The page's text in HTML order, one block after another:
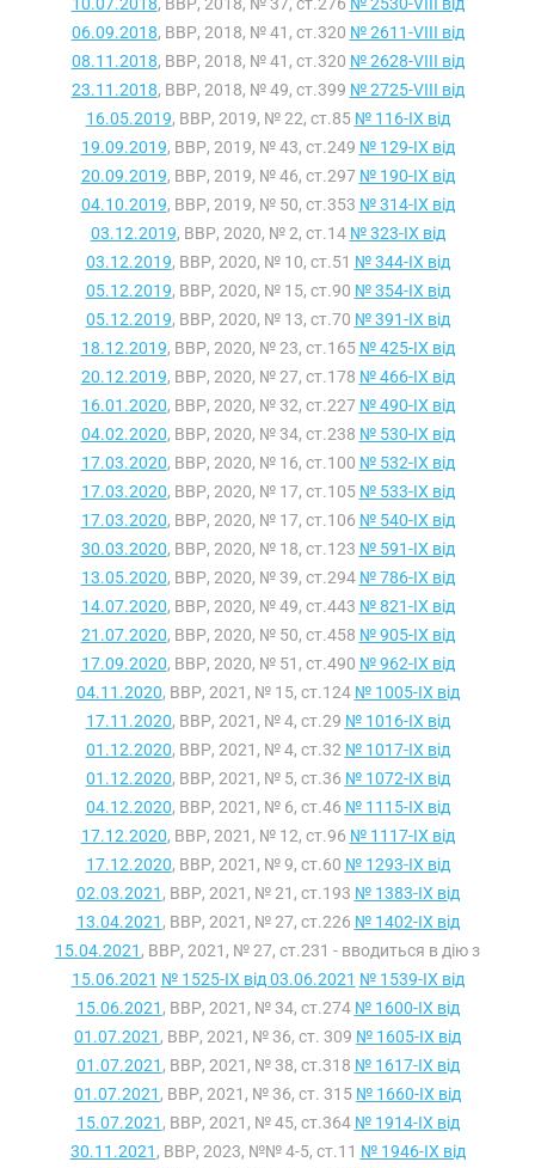
06.09.2018, ВВР, 2018, № 41, ст.320 № 2611-VIII від
08.11.2018, ВВР, 2018, № 41, ст.320 № 2628-VIII від
23.11.2018, ВВР, 2018, № 49, ст.399 № 2725-VIII від
16.05.2019, ВВР, 2019, № 22, ст.85 № 116-IX від
19.09.2019, ВВР, 2019, № 43, ст.249 № 129-IX від
20.09.2019, ВВР, 2019, № 46, ст.297 № 190-IX від
04.10.2019, ВВР, 2019, № 50, ст.353 № 314-IX від
03.12.2019, ВВР, 2020, № 2, ст.14 № 323-IX від
03.12.2019, ВВР, 2020, № 10, ст.51 № 344-IX від
05.12.2019, ВВР, 2020, № 15, ст.90 № 354-IX від
05.12.2019, ВВР, 2020, № 13, ст.70 № 391-IX від
18.12.2019, ВВР, 2020, № 23, ст.165 № 425-IX від
20.12.2019, ВВР, 2020, № 27, ст.178 № 466-IX від
16.01.2020, ВВР, 2020, № 32, ст.227 № 490-IX від
04.02.2020, ВВР, 2020, № 34, ст.238 № 530-IX від
17.03.2020, ВВР, 2020, № 16, ст.100 № 532-IX від
17.03.2020, ВВР, 2020, № 17, ст.105 № 533-IX від
17.03.2020, ВВР, 2020, № 17, ст.106 № 540-IX від
30.03.2020, ВВР, 2020, № 18, ст.123 № 591-IX від
13.05.2020, ВВР, 2020, № 39, ст.294 № 786-IX від
14.07.2020, ВВР, 2020, № 49, ст.443 № 821-IX від
21.07.2020, ВВР, 2020, № 50, ст.458 № 905-IX від
17.09.2020, ВВР, 2020, № 51, ст.490 № 962-IX від
04.11.2020, ВВР, 2021, № 15, ст.124 № 1005-IX від
17.11.2020, ВВР, 2021, № 4, ст.29 № 1016-IX від
01.12.2020, ВВР, 2021, № 4, ст.32 № 1017-IX від
01.12.2020, ВВР, 2021, № 5, ст.36 № 1072-IX від
04.12.2020, ВВР, 2021, № 6, ст.46 № 1115-IX від
17.12.2020, ВВР, 2021, № 12, ст.96 № 1117-IX від
17.12.2020, ВВР, 2021, № 9, ст.60 № 1293-IX від
02.03.2021 , ВВР, 2021, № 21, ст.193 № 1383-IX від
13.04.2021 , ВВР, 2021, № 27, ст.226 № 1402-IX від
15.04.2021 , ВВР, 2021, № 27, ст.231 - вводиться в дію з
15.06.2021 № 1525-IX від 03.06.2021 № 1539-IX від
15.06.2021 , ВВР, 2021, № 34, ст.274 № 1600-IX від
01.07.2021 , ВВР, 2021, № 36, ст. 309 № 1605-IX від
01.07.2021 , ВВР, 2021, № 38, ст.318 № 1617-IX від
01.07.2021 , ВВР, 2021, № 36, ст. 315 № 1660-IX від
15.07.2021 , ВВР, 2021, № 45, ст.364 № 1914-IX від
30.11.2021 , ВВР, 2023, №№ 4-5, ст.11 № 1946-IX від